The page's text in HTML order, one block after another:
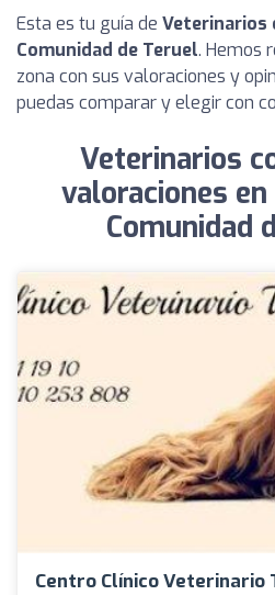
Esta es tu guía de Veterinarios
Comunidad de Teruel. Hemos
zona con sus valoraciones y
puedas comparar y elegir con
Veterinarios
valoraciones en
Comunidad
Centro Clínico Veterinario